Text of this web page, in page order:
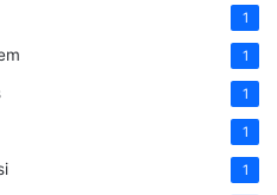
1
1
1
1
1